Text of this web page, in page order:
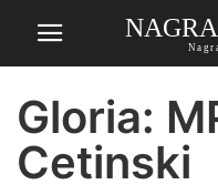
Gloria:
Cetinski